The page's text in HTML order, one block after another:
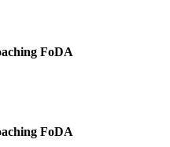
FoDA
FoDA